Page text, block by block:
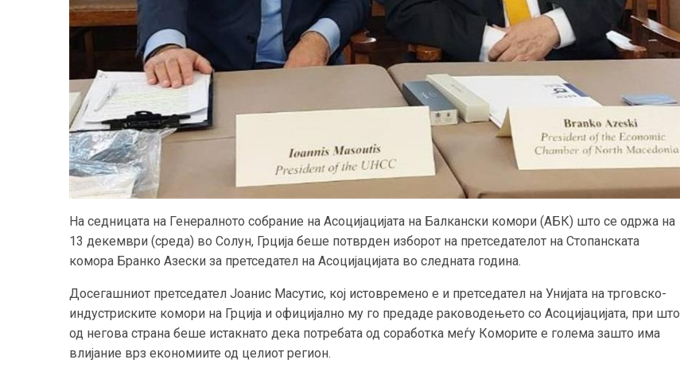
На седницата на Генералното собрание на Асоцијацијата на Балкански комори (АБК) што се одржа на
13 декември (среда) во Солун, Грција беше потврден изборот на претседателот на Стопанската
комора Бранко Азески за претседател на Асоцијацијата во следната година.
Досегашниот претседател Јоанис Масутис, кој истовремено е и претседател на Унијата на трговско-
индустриските комори на Грција и официјално му го предаде раководењето со Асоцијацијата, при што
од негова страна беше истакнато дека потребата од соработка меѓу Коморите е голема зашто има
влијание врз економиите од целиот регион.